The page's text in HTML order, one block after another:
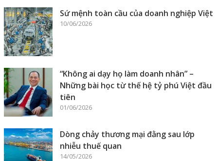
Sứ mệnh toàn cầu của doanh nghiệp Việt
10/06/2026
“Không ai dạy họ làm doanh nhân” –
Những bài học từ thế hệ tỷ phú Việt đầu
tiên
01/06/2026
Dòng chảy thương mại đằng sau lớp
nhiễu thuế quan
14/05/2026